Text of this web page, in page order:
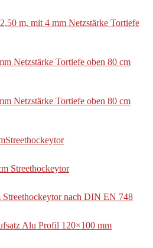
m, mit 4 mm Netzstärke Tortiefe
Netzstärke Tortiefe oben 80 cm
Netzstärke Tortiefe oben 80 cm
Streethockeytor
nach DIN EN 748
Alu Profil 120×100 mm